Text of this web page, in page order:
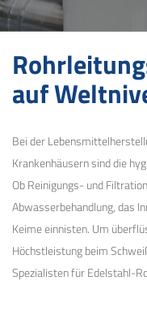
auf
Bei der
Krankenhäusern sind die
Ob Reinigungs- und
Abwasserbehandlung, das
Keime einnisten. Um
Höchstleistung beim
Spezialisten für Edelstahl-